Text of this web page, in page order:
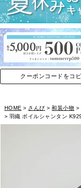
クーポンコードをコ
HOME さんび 和装小物
羽織 ボイルシャンタン